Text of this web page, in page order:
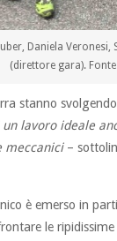
Daniela Veronesi,
(direttore gara).
stanno
un lavoro ideale
meccanici–
è emerso in
le